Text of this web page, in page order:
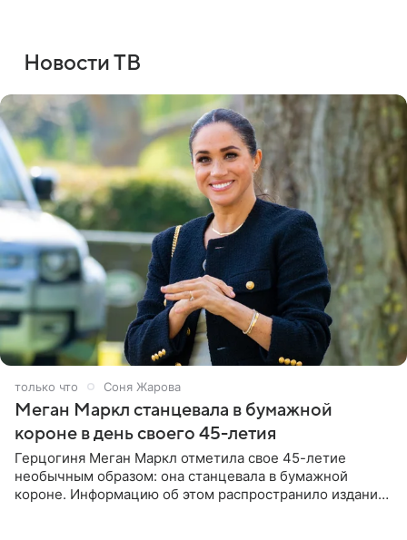
Новости ТВ
1 минуту назад Соня Жарова
Меган Маркл станцевала в бумажной
короне в день своего 45-летия
Герцогиня Меган Маркл отметила свое 45-летие
необычным образом: она станцевала в бумажной
короне. Информацию об этом распространило издание